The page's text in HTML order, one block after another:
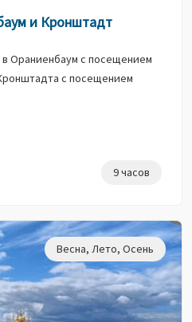
и Кронштадт
в Ораниенбаум с посещением
с посещением
9 часов
Весна, Лето, Осень